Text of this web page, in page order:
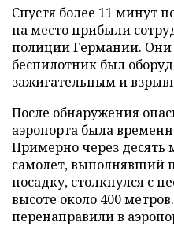
Спустя более 11 минут
на место прибыли
полиции Германии. Они
беспилотник был
зажигательным и
После обнаружения
аэропорта была
Примерно через десять
самолет, выполнявший
посадку, столкнулся с
высоте около 400
перенаправили в